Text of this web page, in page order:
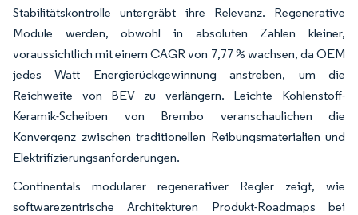
Stabilitätskontrolle untergräbt ihre Relevanz. Regenerative
Module werden, obwohl in absoluten Zahlen kleiner,
voraussichtlich mit einem CAGR von 7,77 % wachsen, da OEM
jedes Watt Energierückgewinnung anstreben, um die
Reichweite von BEV zu verlängern. Leichte Kohlenstoff-
Keramik-Scheiben von Brembo veranschaulichen die
Konvergenz zwischen traditionellen Reibungsmaterialien und
Elektrifizierungsanforderungen.
Continentals modularer regenerativer Regler zeigt, wie
softwarezentrische Architekturen Produkt-Roadmaps bei